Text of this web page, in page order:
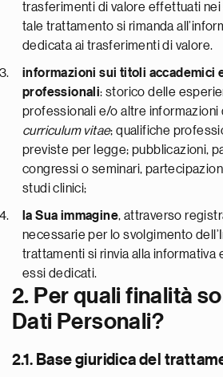
trasferimenti di valore effettuati
tale trattamento si rimanda
dedicata ai trasferimenti di valore.
informazioni sui titoli accademici
professionali: storico delle
professionali e/o altre informazioni
curriculum vitae; qualifiche
previste per legge; pubblicazioni,
congressi o seminari,
studi clinici;
la Sua immagine, attraverso
necessarie per lo svolgimento
trattamenti si rinvia alla informativa
essi dedicati.
2. Per quali finalità
Dati Personali?
2.1. Base giuridica del